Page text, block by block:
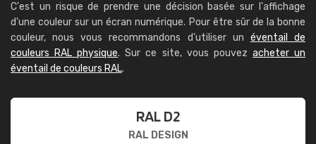
C'est un risque de prendre une décision basée sur l'affichage
d'une couleur sur un écran numérique. Pour être sûr de la bonne
couleur, nous vous recommandons d'utiliser un éventail de
couleurs RAL physique. Sur ce site, vous pouvez acheter un
éventail de couleurs RAL.
RAL D2
RAL DESIGN